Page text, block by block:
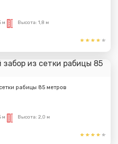
м Высота: 1,8 м
рабицы 85 метров
м Высота: 2,0 м